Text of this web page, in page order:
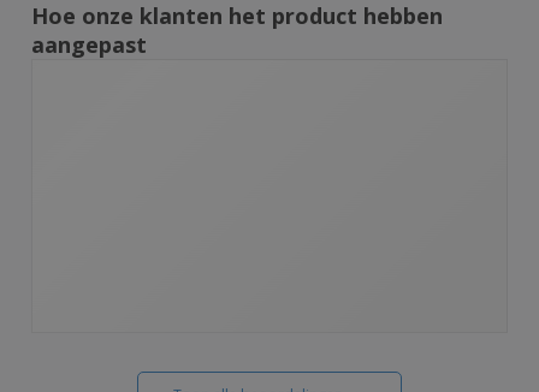
Hoe onze klanten het product hebben
aangepast